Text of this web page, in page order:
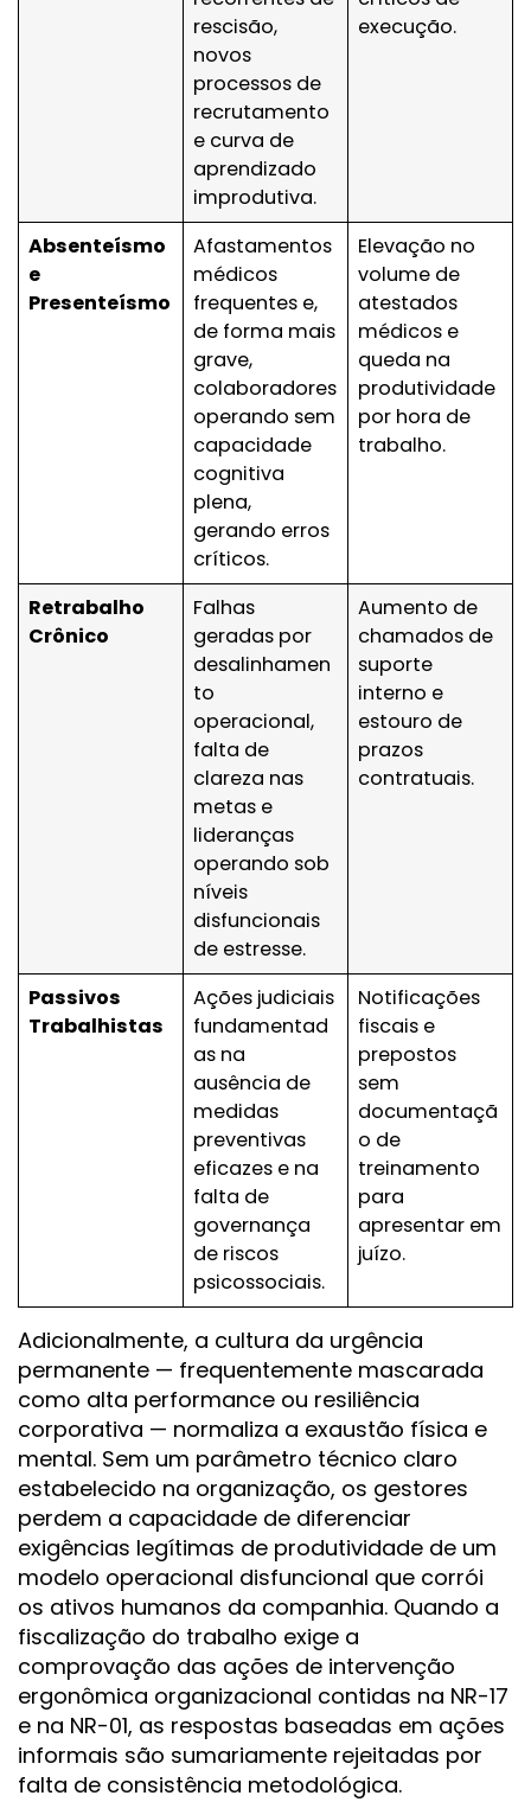
rescisão,
novos
processos de
recrutamento
e curva de
aprendizado
improdutiva.
execução.
Absenteísmo
e
Presenteísmo
Afastamentos
médicos
frequentes e,
de forma mais
grave,
colaboradores
operando sem
capacidade
cognitiva
plena,
gerando erros
críticos.
Elevação no
volume de
atestados
médicos e
queda na
produtividade
por hora de
trabalho.
Retrabalho
Crônico
Falhas
geradas por
desalinhamen
to
operacional,
falta de
clareza nas
metas e
lideranças
operando sob
níveis
disfuncionais
de estresse.
Aumento de
chamados de
suporte
interno e
estouro de
prazos
contratuais.
Passivos
Trabalhistas
Ações judiciais
fundamentad
as na
ausência de
medidas
preventivas
eficazes e na
falta de
governança
de riscos
psicossociais.
Notificações
fiscais e
prepostos
sem
documentaçã
o de
treinamento
para
apresentar em
juízo.
Adicionalmente, a cultura da urgência
permanente — frequentemente mascarada
como alta performance ou resiliência
corporativa — normaliza a exaustão física e
mental. Sem um parâmetro técnico claro
estabelecido na organização, os gestores
perdem a capacidade de diferenciar
exigências legítimas de produtividade de um
modelo operacional disfuncional que corrói
os ativos humanos da companhia. Quando a
fiscalização do trabalho exige a
comprovação das ações de intervenção
ergonômica organizacional contidas na NR-17
e na NR-01, as respostas baseadas em ações
informais são sumariamente rejeitadas por
falta de consistência metodológica.